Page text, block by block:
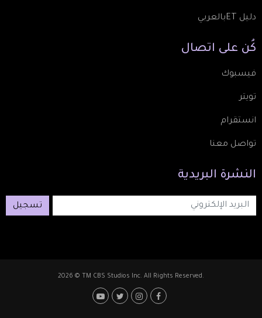
دليل ETبالعربي
كُن على اتصال
فيسبوك
تويتر
انستقرام
تواصل معنا
النشرة البريدية
تسجيل
2026 © TM CBS Studios Inc. All Rights Reserved.
Footer: Social Media